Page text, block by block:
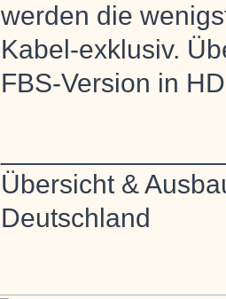
werden die
Kabel-exklusiv.
FBS-Version in
Übersicht &
Deutschland